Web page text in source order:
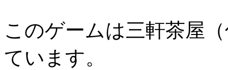
このゲームは三軒茶屋
ています。